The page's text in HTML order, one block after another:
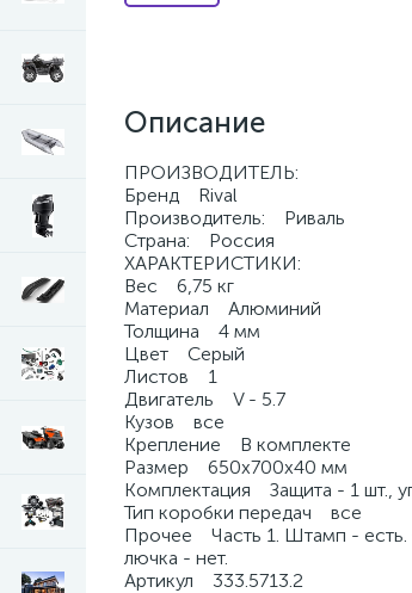
Описание
ПРОИЗВОДИТЕЛЬ:
Бренд Rival
Производитель: Риваль
Страна: Россия
ХАРАКТЕРИСТИКИ:
Вес 6,75 кг
Материал Алюминий
Толщина 4 мм
Цвет Серый
Листов 1
Двигатель V - 5.7
Кузов все
Крепление В комплекте
Размер 650х700х40 мм
Комплектация Защита - 1 шт.,
Тип коробки передач все
Прочее Часть 1. Штамп - есть.
лючка - нет.
Артикул 333.5713.2